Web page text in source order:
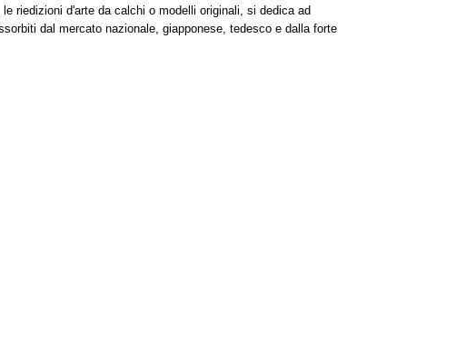
riedizioni d'arte da calchi o modelli originali, si dedica ad
dal mercato nazionale, giapponese, tedesco e dalla forte